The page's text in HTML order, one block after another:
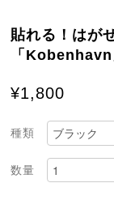
貼れる！はが
「Kobenhavn
¥1,800
種類
数量